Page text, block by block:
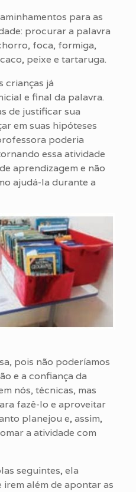
para as
procurar a palavra
foca, formiga,
peixe e tartaruga.
crianças já
e final da palavra.
de justificar sua
em suas hipóteses
poderia
essa atividade
aprendizagem e não
ajudá-la durante a
pois não poderíamos
e a confiança da
nós, técnicas, mas
fazê-lo e aproveitar
planejou e, assim,
a atividade com
seguintes, ela
além de apontar as